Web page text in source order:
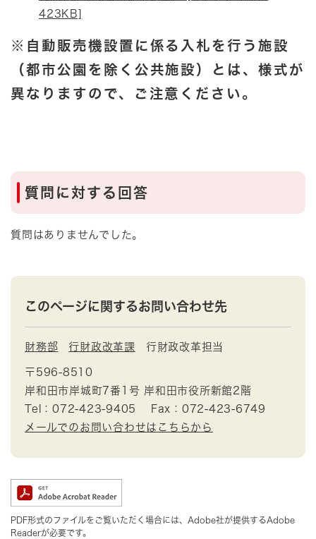
423KB]
※自動販売機設置に係る入札を行う施設
（都市公園を除く公共施設）とは、様式が
異なりますので、ご注意ください。
質問に対する回答
質問はありませんでした。
このページに関するお問い合わせ先
財務部 行財政改革課 行財政改革担当
〒596-8510
岸和田市岸城町7番1号 岸和田市役所新館2階
Tel：072-423-9405
Fax：072-423-6749
メールでのお問い合わせはこちらから
PDF形式のファイルをご覧いただく場合には、Adobe社が提供するAdobe
Readerが必要です。